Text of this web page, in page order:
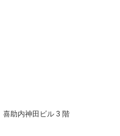
助内神田ビル 3 階